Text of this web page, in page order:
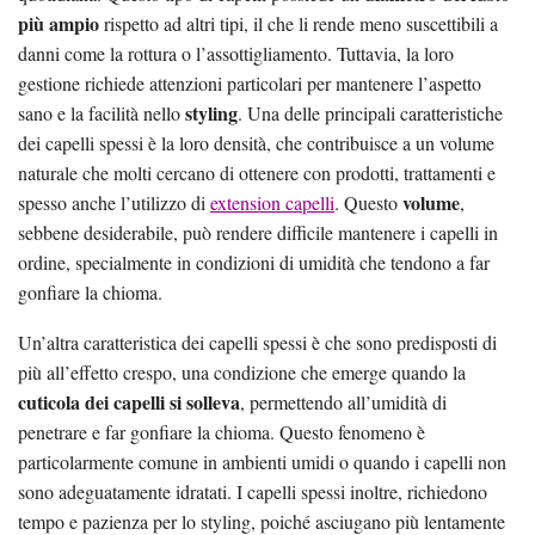
più ampiorispetto ad altri tipi, il che li rende meno suscettibili a
danni come la rottura o l’assottigliamento. Tuttavia, la loro
gestione richiede attenzioni particolari per mantenere l’aspetto
sano e la facilità nellostyling. Una delle principali caratteristiche
dei capelli spessi è la loro densità, che contribuisce a un volume
naturale che molti cercano di ottenere con prodotti, trattamenti e
spesso anche l’utilizzo di extension capelli. Questovolume,
sebbene desiderabile, può rendere difficile mantenere i capelli in
ordine, specialmente in condizioni di umidità che tendono a far
gonfiare la chioma.
Un’altra caratteristica dei capelli spessi è che sono predisposti di
più all’effetto crespo, una condizione che emerge quando la
cuticola dei capelli si solleva, permettendo all’umidità di
penetrare e far gonfiare la chioma. Questo fenomeno è
particolarmente comune in ambienti umidi o quando i capelli non
sono adeguatamente idratati. I capelli spessi inoltre, richiedono
tempo e pazienza per lo styling, poiché asciugano più lentamente